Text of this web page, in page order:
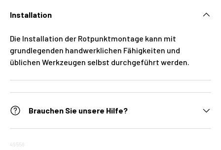
Installation
Die Installation der Rotpunktmontage kann mit
grundlegenden handwerklichen Fähigkeiten und
üblichen Werkzeugen selbst durchgeführt werden.
Brauchen Sie unsere Hilfe?
49559